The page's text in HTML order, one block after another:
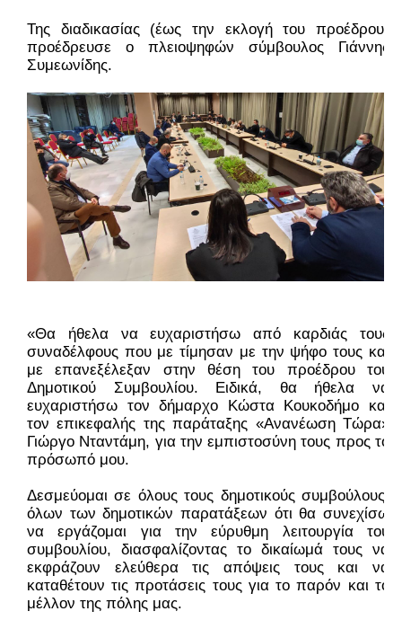
Της διαδικασίας (έως την εκλογή του προέδρου)
προέδρευσε ο πλειοψηφών σύμβουλος Γιάννης
Συμεωνίδης.
«Θα ήθελα να ευχαριστήσω από καρδιάς τους
συναδέλφους που με τίμησαν με την ψήφο τους και
με επανεξέλεξαν στην θέση του προέδρου του
Δημοτικού Συμβουλίου. Ειδικά, θα ήθελα να
ευχαριστήσω τον δήμαρχο Κώστα Κουκοδήμο και
τον επικεφαλής της παράταξης «Ανανέωση Τώρα»
Γιώργο Νταντάμη, για την εμπιστοσύνη τους προς το
πρόσωπό μου.
Δεσμεύομαι σε όλους τους δημοτικούς συμβούλους,
όλων των δημοτικών παρατάξεων ότι θα συνεχίσω
να εργάζομαι για την εύρυθμη λειτουργία του
συμβουλίου, διασφαλίζοντας το δικαίωμά τους να
εκφράζουν ελεύθερα τις απόψεις τους και να
καταθέτουν τις προτάσεις τους για το παρόν και το
μέλλον της πόλης μας.